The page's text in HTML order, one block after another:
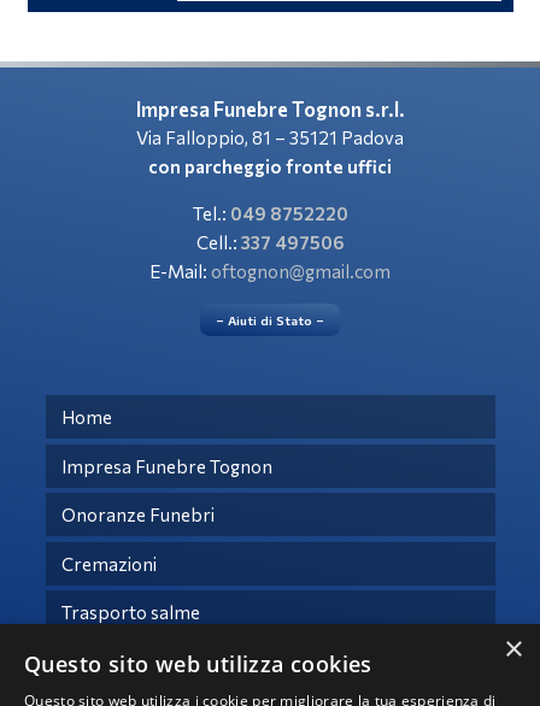
Impresa Funebre Tognon s.r.l.
Via Falloppio, 81 – 35121 Padova
con parcheggio fronte uffici
Tel.: 049 8752220
Cell.: 337 497506
E-Mail: oftognon@gmail.com
– Aiuti di Stato –
Home
Impresa Funebre Tognon
Onoranze Funebri
Cremazioni
Trasporto salme
Necrologi ×
Questo sito web utilizza cookies
Questo sito web utilizza i cookie per migliorare la tua esperienza di